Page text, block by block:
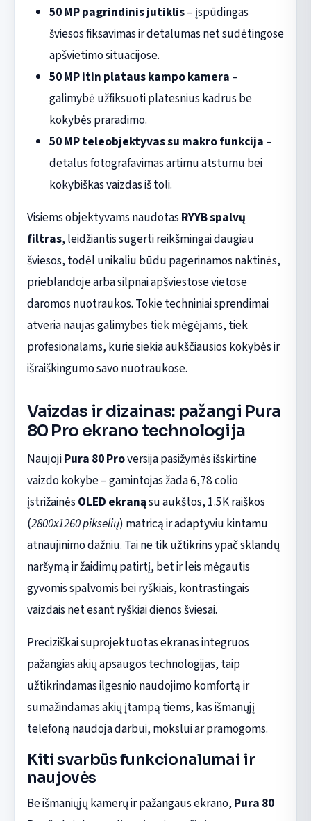
50 MP pagrindinis jutiklis– įspūdingas
šviesos fiksavimas ir detalumas net sudėtingose
apšvietimo situacijose.
50 MP itin plataus kampo kamera –
galimybė užfiksuoti platesnius kadrus be
kokybės praradimo.
50 MP teleobjektyvas su makro funkcija –
detalus fotografavimas artimu atstumu bei
kokybiškas vaizdas iš toli.
Visiems objektyvams naudotasRYYB spalvų
filtras, leidžiantis sugerti reikšmingai daugiau
šviesos, todėl unikaliu būdu pagerinamos naktinės,
prieblandoje arba silpnai apšviestose vietose
daromos nuotraukos. Tokie techniniai sprendimai
atveria naujas galimybes tiek mėgėjams, tiek
profesionalams, kurie siekia aukščiausios kokybės ir
išraiškingumo savo nuotraukose.
Vaizdas ir dizainas: pažangi Pura
80 Pro ekrano technologija
NaujojiPura 80 Proversija pasižymės išskirtine
vaizdo kokybe – gamintojas žada 6,78 colio
įstrižainėsOLED ekranąsu aukštos, 1.5K raiškos
(2800x1260 pikselių) matricą ir adaptyviu kintamu
atnaujinimo dažniu. Tai ne tik užtikrins ypač sklandų
naršymą ir žaidimų patirtį, bet ir leis mėgautis
gyvomis spalvomis bei ryškiais, kontrastingais
vaizdais net esant ryškiai dienos šviesai.
Preciziškai suprojektuotas ekranas integruos
pažangias akių apsaugos technologijas, taip
užtikrindamas ilgesnio naudojimo komfortą ir
sumažindamas akių įtampą tiems, kas išmanųjį
telefoną naudoja darbui, mokslui ar pramogoms.
Kiti svarbūs funkcionalumai ir
naujovės
Be išmaniųjų kamerų ir pažangaus ekrano,Pura 80